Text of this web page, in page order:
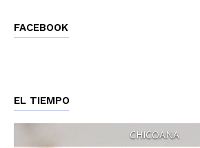
FACEBOOK
EL TIEMPO
CHICOANA